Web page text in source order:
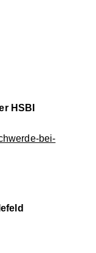
HSBI
bei-